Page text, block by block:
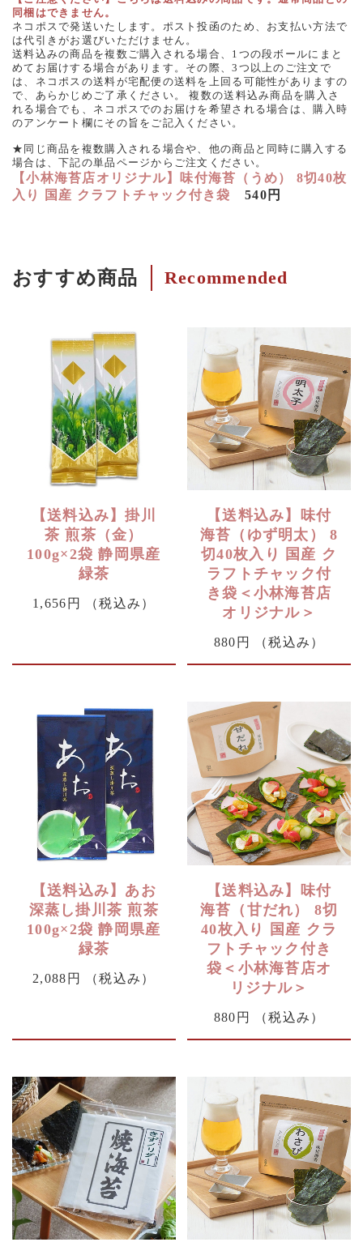
同梱はできません。
ネコポスで発送いたします。ポスト投函のため、お支払い方法で
は代引きがお選びいただけません。
送料込みの商品を複数ご購入される場合、1つの段ボールにまと
めてお届けする場合があります。その際、3つ以上のご注文で
は、ネコポスの送料が宅配便の送料を上回る可能性がありますの
で、あらかじめご了承ください。 複数の送料込み商品を購入さ
れる場合でも、ネコポスでのお届けを希望される場合は、購入時
のアンケート欄にその旨をご記入ください。
★同じ商品を複数購入される場合や、他の商品と同時に購入する
場合は、下記の単品ページからご注文ください。
【小林海苔店オリジナル】味付海苔（うめ） 8切40枚
入り 国産 クラフトチャック付き袋
540円
おすすめ商品 Recommended
【送料込み】掛川
茶 煎茶（金）
100g×2袋 静岡県産
緑茶
1,656円 （税込み）
【送料込み】味付
海苔（ゆず明太） 8
切40枚入り 国産 ク
ラフトチャック付
き袋＜小林海苔店
オリジナル＞
880円 （税込み）
【送料込み】あお
深蒸し掛川茶 煎茶
100g×2袋 静岡県産
緑茶
2,088円 （税込み）
【送料込み】味付
海苔（甘だれ） 8切
40枚入り 国産 クラ
フトチャック付き
袋＜小林海苔店オ
リジナル＞
880円 （税込み）